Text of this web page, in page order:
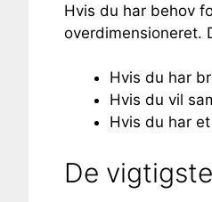
Hvis du har behov
overdimensioneret.
Hvis du har
Hvis du vil
Hvis du har
De